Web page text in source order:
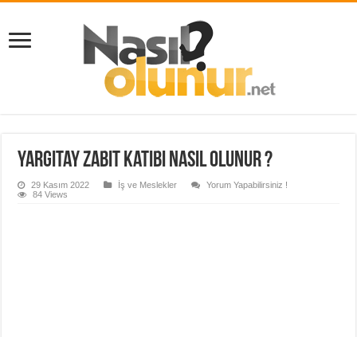
Yargıtay Zabıt Katibi Nasıl Olunur ?
29 Kasım 2022 İş ve Meslekler
Yorum Yapabilirsiniz !
84 Views